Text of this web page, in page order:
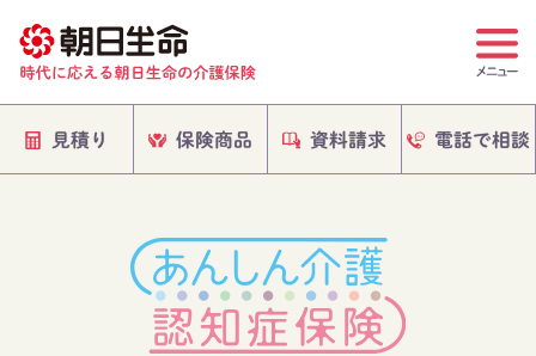
見積り 保険商品 資料請求 電話で相談